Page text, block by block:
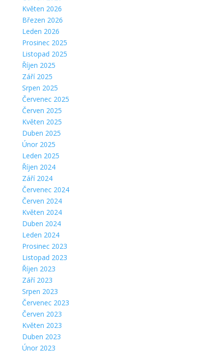
Květen 2026
Březen 2026
Leden 2026
Prosinec 2025
Listopad 2025
Říjen 2025
Září 2025
Srpen 2025
Červenec 2025
Červen 2025
Květen 2025
Duben 2025
Únor 2025
Leden 2025
Říjen 2024
Září 2024
Červenec 2024
Červen 2024
Květen 2024
Duben 2024
Leden 2024
Prosinec 2023
Listopad 2023
Říjen 2023
Září 2023
Srpen 2023
Červenec 2023
Červen 2023
Květen 2023
Duben 2023
Únor 2023